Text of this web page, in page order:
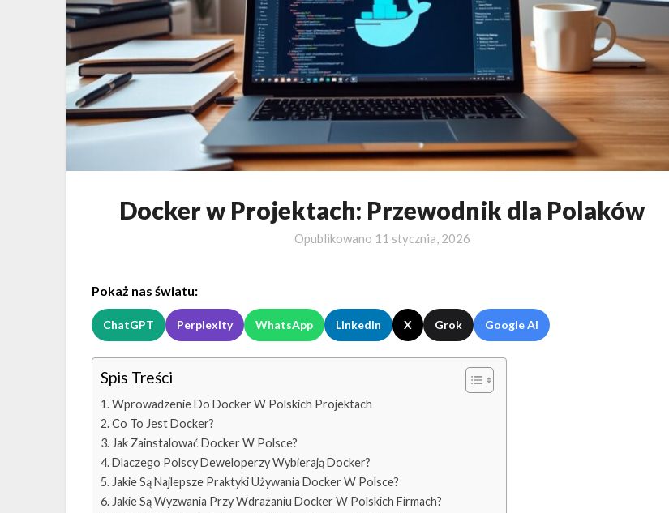
Docker w Projektach: Przewodnik dla Polaków
Opublikowano 11 stycznia, 2026
Pokaż nas światu:
ChatGPT Perplexity WhatsApp LinkedIn X Grok Google AI
Spis Treści
Wprowadzenie Do Docker W Polskich Projektach
Co To Jest Docker?
Jak Zainstalować Docker W Polsce?
Dlaczego Polscy Deweloperzy Wybierają Docker?
Jakie Są Najlepsze Praktyki Używania Docker W Polsce?
Jakie Są Wyzwania Przy Wdrażaniu Docker W Polskich Firmach?